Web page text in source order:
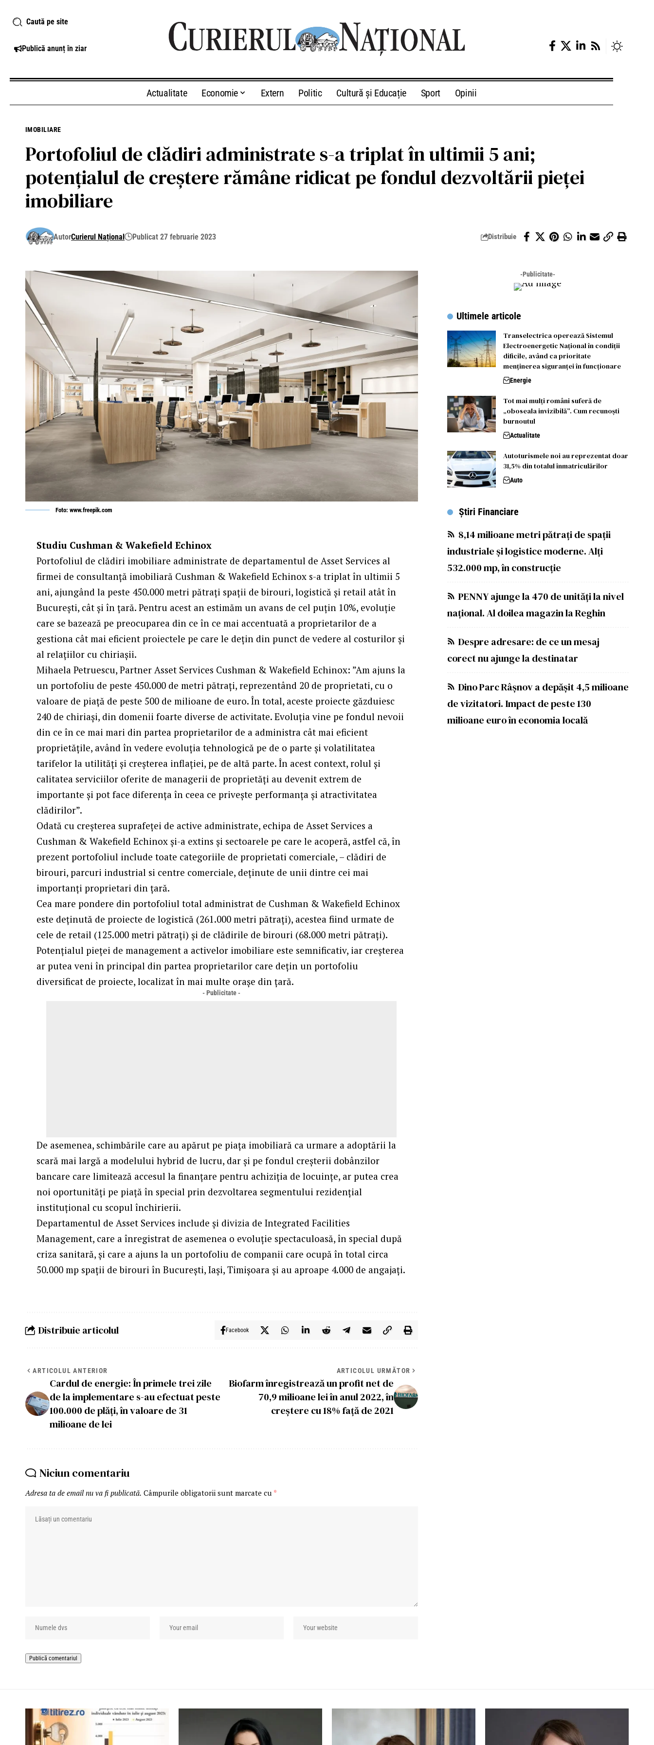
Caută pe site
Publică anunț în ziar
Actualitate Economie Extern Politic Cultură și Educație Sport Opinii
IMOBILIARE
Portofoliul de clădiri administrate s-a triplat în ultimii 5 ani;
potențialul de creștere rămâne ridicat pe fondul dezvoltării pieței
imobiliare
AutorCurierul Național Publicat 27 februarie 2023 Distribuie
Foto: www.freepik.com
Studiu Cushman & Wakefield Echinox
Portofoliul de clădiri imobiliare administrate de departamentul de Asset Services al
firmei de consultanţă imobiliară Cushman & Wakefield Echinox s-a triplat în ultimii 5
ani, ajungând la peste 450.000 metri pătrați spații de birouri, logistică și retail atât în
București, cât și în țară. Pentru acest an estimăm un avans de cel puțin 10%, evoluție
care se bazează pe preocuparea din ce în ce mai accentuată a proprietarilor de a
gestiona cât mai eficient proiectele pe care le dețin din punct de vedere al costurilor și
al relațiilor cu chiriașii.
Mihaela Petruescu, Partner Asset Services Cushman & Wakefield Echinox: ”Am ajuns la
un portofoliu de peste 450.000 de metri pătrați, reprezentând 20 de proprietati, cu o
valoare de piață de peste 500 de milioane de euro. În total, aceste proiecte găzduiesc
240 de chiriași, din domenii foarte diverse de activitate. Evoluția vine pe fondul nevoii
din ce în ce mai mari din partea proprietarilor de a administra cât mai eficient
proprietățile, având în vedere evoluția tehnologică pe de o parte și volatilitatea
tarifelor la utilități și creșterea inflației, pe de altă parte. În acest context, rolul și
calitatea serviciilor oferite de managerii de proprietăți au devenit extrem de
importante și pot face diferența în ceea ce privește performanța și atractivitatea
clădirilor”.
Odată cu creșterea suprafeței de active administrate, echipa de Asset Services a
Cushman & Wakefield Echinox și-a extins și sectoarele pe care le acoperă, astfel că, în
prezent portofoliul include toate categoriile de proprietati comerciale, – clădiri de
birouri, parcuri industrial si centre comerciale, deținute de unii dintre cei mai
importanți proprietari din țară.
Cea mare pondere din portofoliul total administrat de Cushman & Wakefield Echinox
este deținută de proiecte de logistică (261.000 metri pătrați), acestea fiind urmate de
cele de retail (125.000 metri pătrați) și de clădirile de birouri (68.000 metri pătrați).
Potențialul pieței de management a activelor imobiliare este semnificativ, iar creșterea
ar putea veni în principal din partea proprietarilor care dețin un portofoliu
diversificat de proiecte, localizat în mai multe orașe din țară.
- Publicitate -
De asemenea, schimbările care au apărut pe piața imobiliară ca urmare a adoptării la
scară mai largă a modelului hybrid de lucru, dar și pe fondul creșterii dobânzilor
bancare care limitează accesul la finanțare pentru achiziția de locuințe, ar putea crea
noi oportunități pe piață în special prin dezvoltarea segmentului rezidențial
instituțional cu scopul închirierii.
Departamentul de Asset Services include și divizia de Integrated Facilities
Management, care a înregistrat de asemenea o evoluție spectaculoasă, în special după
criza sanitară, și care a ajuns la un portofoliu de companii care ocupă în total circa
50.000 mp spații de birouri în București, Iași, Timișoara și au aproape 4.000 de angajați.
Distribuie articolul Facebook
ARTICOLUL ANTERIOR
Cardul de energie: În primele trei zile
de la implementare s-au efectuat peste
100.000 de plăți, în valoare de 31
milioane de lei
ARTICOLUL URMĂTOR
Biofarm înregistrează un profit net de
70,9 milioane lei în anul 2022, în
creștere cu 18% față de 2021
Niciun comentariu
Adresa ta de email nu va fi publicată. Câmpurile obligatorii sunt marcate cu *
-Publicitate-
Ultimele articole
Transelectrica operează Sistemul
Electroenergetic Național în condiții
dificile, având ca prioritate
menținerea siguranței în funcționare
Energie
Tot mai mulți români suferă de
„oboseala invizibilă”. Cum recunoști
burnoutul
Actualitate
Autoturismele noi au reprezentat doar
31,5% din totalul înmatriculărilor
Auto
Știri Financiare
8,14 milioane metri pătrați de spații
industriale și logistice moderne. Alți
532.000 mp, în construcție
PENNY ajunge la 470 de unități la nivel
național. Al doilea magazin la Reghin
Despre adresare: de ce un mesaj
corect nu ajunge la destinatar
Dino Parc Râșnov a depășit 4,5 milioane
de vizitatori. Impact de peste 130
milioane euro în economia locală